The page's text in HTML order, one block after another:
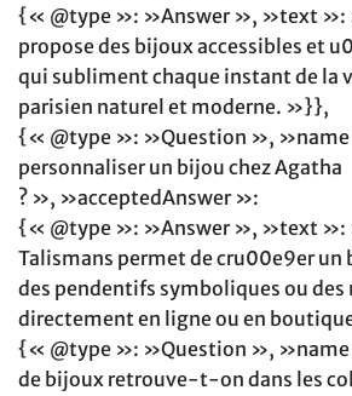
{« @type »: »Answer », »text »:
propose des bijoux accessibles et
qui subliment chaque instant de la
parisien naturel et moderne. »}},
{« @type »: »Question »,
personnaliser un bijou chez Agatha
? », »acceptedAnswer »:
{« @type »: »Answer », »text »:
Talismans permet de cru00e9er un
des pendentifs symboliques ou
directement en ligne ou en
{« @type »: »Question », »name
de bijoux retrouve-t-on dans les